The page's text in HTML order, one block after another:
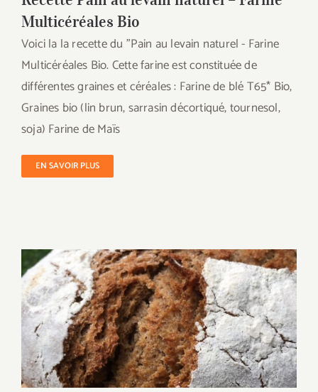
Multicéréales Bio
Voici la la recette du "Pain au levain naturel - Farine
Multicéréales Bio. Cette farine est constituée de
différentes graines et céréales : Farine de blé T65* Bio,
Graines bio (lin brun, sarrasin décortiqué, tournesol,
soja) Farine de Maïs
EN SAVOIR PLUS
Recette Pain au levain naturel – Farine
Seigle Bio T85